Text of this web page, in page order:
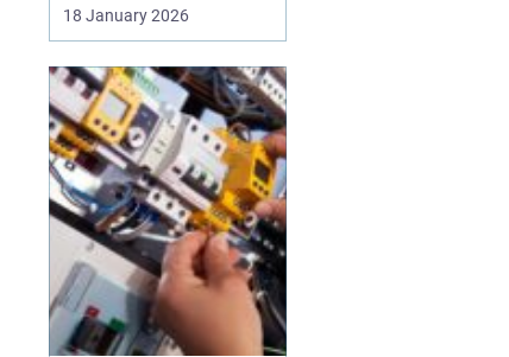
starter det med hygge,
at dæmpe uro og svære
følelser på. Langsomt
flytter alkoholen græns...
18 January 2026